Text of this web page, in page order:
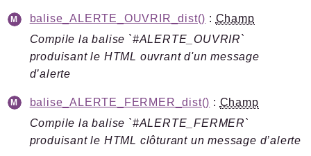
I18n
Legacy
Pipeline
Sql
Update
Packages
balise_ALERTE_OUVRIR_dist() : Champ
Compile la balise `#ALERTE_OUVRIR`
produisant le HTML ouvrant d'un message
d’alerte
balise_ALERTE_FERMER_dist() : Champ
Compile la balise `#ALERTE_FERMER`
produisant le HTML clôturant un message d’alerte